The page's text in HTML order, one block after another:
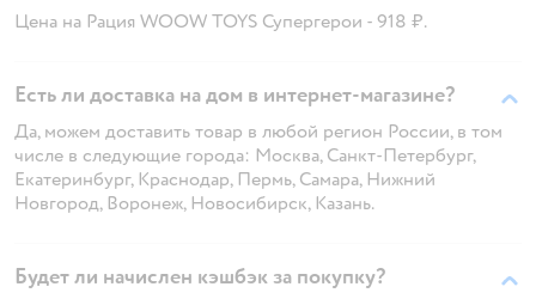
Цена на Рация WOOW TOYS Супергерои - 918 ₽.
Есть ли доставка на дом в интернет-магазине?
Да, можем доставить товар в любой регион России, в том
числе в следующие города: Москва, Санкт-Петербург,
Екатеринбург, Краснодар, Пермь, Самара, Нижний
Новгород, Воронеж, Новосибирск, Казань.
Будет ли начислен кэшбэк за покупку?